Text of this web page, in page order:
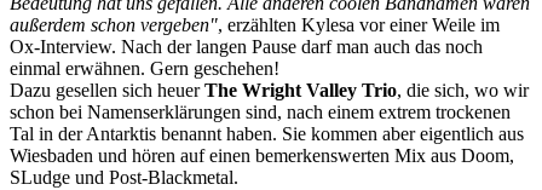
außerdem schon vergeben", erzählten Kylesa vor einer Weile im
Ox-Interview. Nach der langen Pause darf man auch das noch
einmal erwähnen. Gern geschehen!
Dazu gesellen sich heuerThe Wright Valley Trio, die sich, wo wir
schon bei Namenserklärungen sind, nach einem extrem trockenen
Tal in der Antarktis benannt haben. Sie kommen aber eigentlich aus
Wiesbaden und hören auf einen bemerkenswerten Mix aus Doom,
SLudge und Post-Blackmetal.